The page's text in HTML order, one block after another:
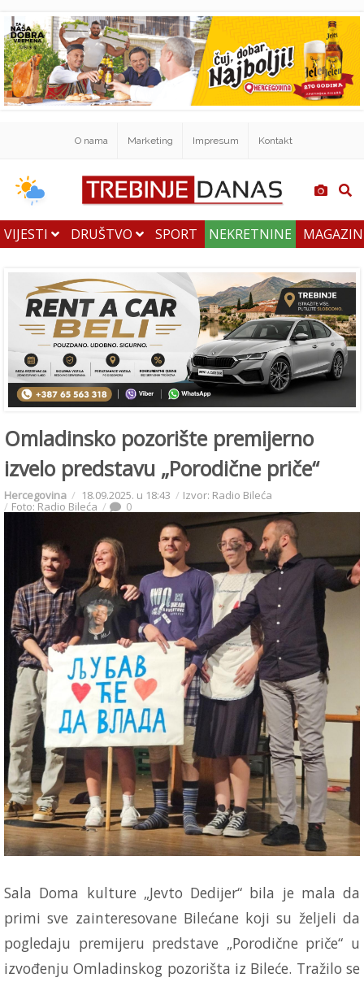
O nama Marketing Impresum Kontakt
VIJESTI DRUŠTVO SPORT NEKRETNINE
Omladinsko pozorište premijerno
izvelo predstavu „Porodične priče“
Hercegovina 18.09.2025. u 18:43 Izvor: Radio Bileća
Foto: Radio Bileća 0
Sala Doma kulture „Jevto Dedijer“ bila je mala da
primi sve zainteresovane Bilećane koji su željeli da
pogledaju premijeru predstave „Porodične priče“ u
izvođenju Omladinskog pozorišta iz Bileće. Tražilo se